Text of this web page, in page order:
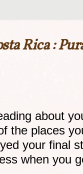
Rica :
about
the places
your final
when you